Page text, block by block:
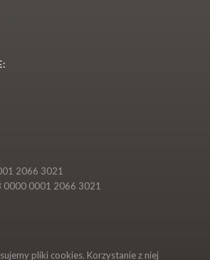
2066 3021
0000 0001 2066 3021
pliki cookies. Korzystanie z niej